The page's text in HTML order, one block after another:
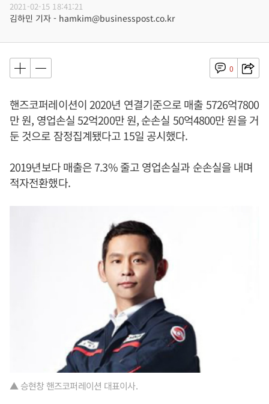
2021-02-15 18:41:21
김하민 기자 - hamkim@businesspost.co.kr
0
핸즈코퍼레이션이 2020년 연결기준으로 매출 5726억7800
만 원, 영업손실 52억200만 원, 순손실 50억4800만 원을 거
둔 것으로 잠정집계됐다고 15일 공시했다.
2019년보다 매출은 7.3% 줄고 영업손실과 순손실을 내며
적자전환했다.
▲ 승현창 핸즈코퍼레이션 대표이사.